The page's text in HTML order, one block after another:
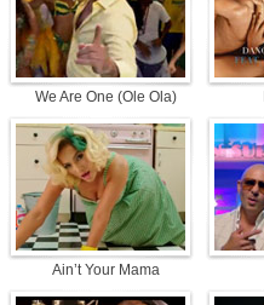
We Are One (Ole Ola)
Ain’t Your Mama